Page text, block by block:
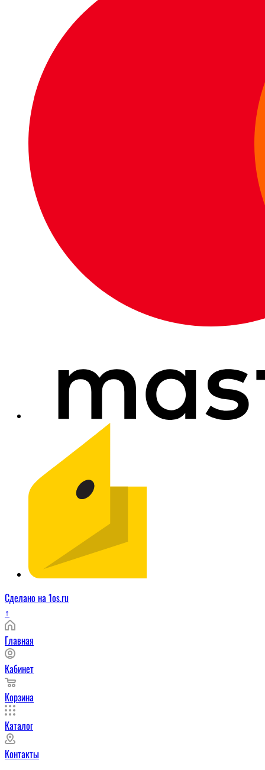
Сделано на 1os.ru
↑
Главная
Кабинет
Корзина
Каталог
Контакты